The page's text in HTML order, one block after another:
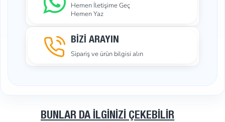
Hemen İletişime Geç
Hemen Yaz
BİZİ ARAYIN
Sipariş ve ürün bilgisi alın
BUNLAR DA İLGINIZI ÇEKEBILIR